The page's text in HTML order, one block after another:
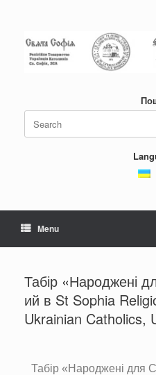
Menu
Табір «Народжені
ий в St Sophia
Ukrainian Catholics,
Табір «Народжені для